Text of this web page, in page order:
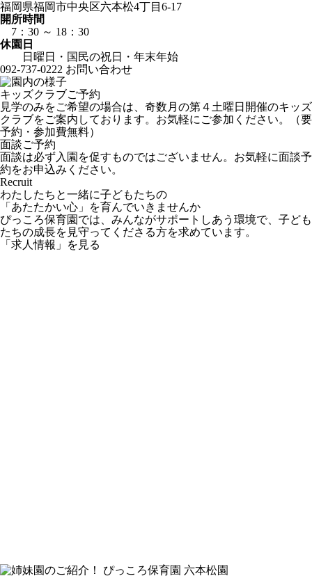
福岡県福岡市中央区六本松4丁目6-17
開所時間
7：30 ～ 18：30
休園日
日曜日・国民の祝日・年末年始
092-737-0222 お問い合わせ
キッズクラブご予約
見学のみをご希望の場合は、奇数月の第４土曜日開催のキッズ
クラブをご案内しております。お気軽にご参加ください。（要
予約・参加費無料）
面談ご予約
面談は必ず入園を促すものではございません。お気軽に面談予
約をお申込みください。
Recruit
わたしたちと一緒に子どもたちの
「あたたかい心」を育んでいきませんか
ぴっころ保育園では、みんながサポートしあう環境で、子ども
たちの成長を見守ってくださる方を求めています。
「求人情報」を見る